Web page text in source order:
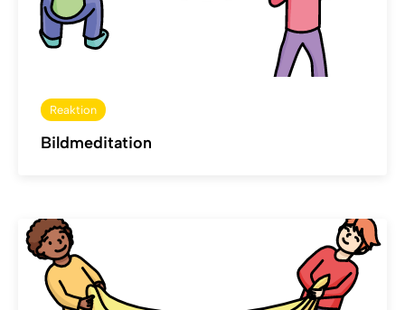
Reaktion
Bildmeditation